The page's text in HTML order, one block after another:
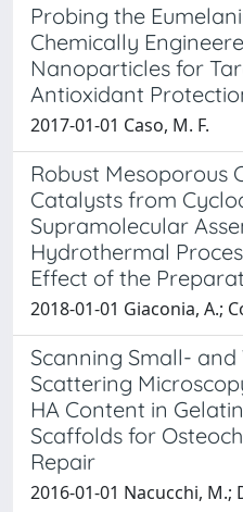
Probing the
Chemically
Nanoparticles for
Antioxidant
2017-01-01 Caso, M. F.
Robust Mesoporous
Catalysts from
Supramolecular
Hydrothermal
Effect of the
2018-01-01 Giaconia, A.;
Scanning Small-
Scattering
HA Content in
Scaffolds for
Repair
2016-01-01 Nacucchi, M.;